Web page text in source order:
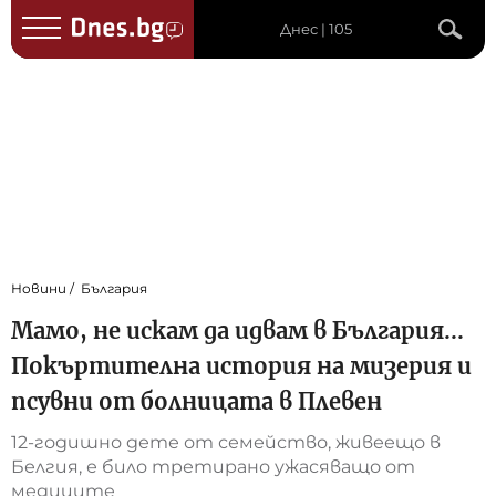
Днес | 105
Новини България
Мамо, не искам да идвам в България...
Покъртителна история на мизерия и
псувни от болницата в Плевен
12-годишно дете от семейство, живеещо в
Белгия, е било третирано ужасяващо от
медиците